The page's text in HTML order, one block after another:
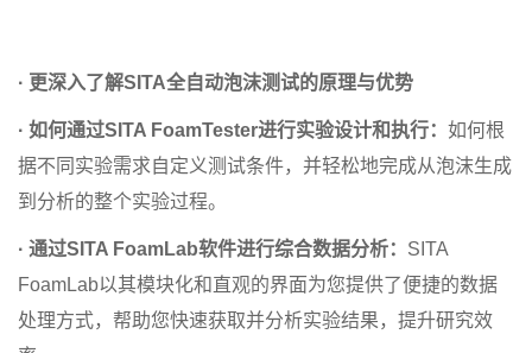
· 更深入了解SITA全自动泡沫测试的原理与优势
· 如何通过SITA FoamTester进行实验设计和执行： 如何根
据不同实验需求自定义测试条件，并轻松地完成从泡沫生成
到分析的整个实验过程。
· 通过SITA FoamLab软件进行综合数据分析： SITA
FoamLab以其模块化和直观的界面为您提供了便捷的数据
处理方式，帮助您快速获取并分析实验结果，提升研究效